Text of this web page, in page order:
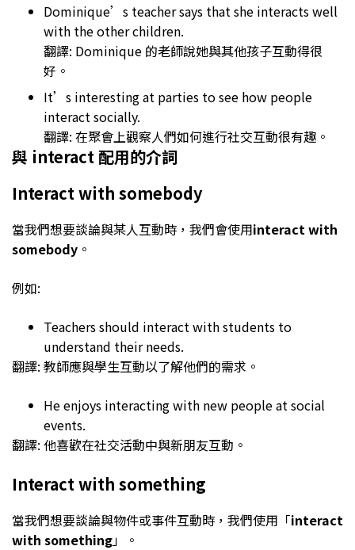
Dominique’s teacher says that she interacts well
with the other children.
翻譯: Dominique 的老師說她與其他孩子互動得很
好。
It’s interesting at parties to see how people
interact socially.
翻譯: 在聚會上觀察人們如何進行社交互動很有趣。
與 interact 配用的介詞
Interact with somebody
當我們想要談論與某人互動時，我們會使用interact with
somebody 。
例如:
Teachers should interact with students to
understand their needs.
翻譯: 教師應與學生互動以了解他們的需求。
He enjoys interacting with new people at social
events.
翻譯: 他喜歡在社交活動中與新朋友互動。
Interact with something
當我們想要談論與物件或事件互動時，我們使用「interact
with something」。